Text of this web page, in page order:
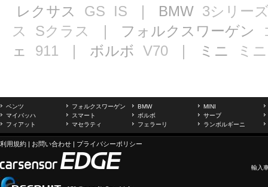
レクサス GS IS ｜ BMW 3シリー
ス
Sクラス ｜ フォルクスワーゲン
ェ 911 ｜ ボルボ V70 ｜ ミニ ミニ
ベンツ フォルクスワーゲン BMW
MINI
マイバッハ
スマート ボルボ
サーブ
フィアット
マセラティ フェラーリ ランボルギーニ
利用規約 | お問い合わせ | プライバシーポリシー
輸入